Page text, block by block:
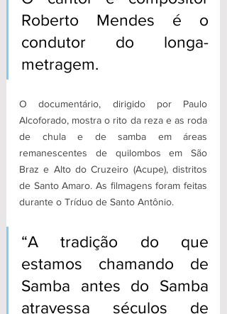
Roberto Mendes é o
condutor do longa-
metragem.
O documentário, dirigido por Paulo
Alcoforado, mostra o rito da reza e as roda
de chula e de samba em áreas
remanescentes de quilombos em São
Braz e Alto do Cruzeiro (Acupe), distritos
de Santo Amaro. As filmagens foram feitas
durante o Tríduo de Santo Antônio.
“A tradição do que
estamos chamando de
Samba antes do Samba
atravessa séculos de